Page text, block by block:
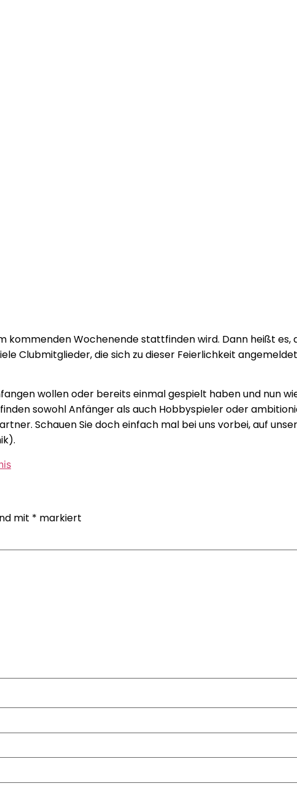
Wochenende stattfinden wird. Dann heißt es,
Clubmitglieder, die sich zu dieser Feierlichkeit
wollen oder bereits einmal gespielt haben und nun
sowohl Anfänger als auch Hobbyspieler oder
Schauen Sie doch einfach mal bei uns vorbei, auf
mit * markiert